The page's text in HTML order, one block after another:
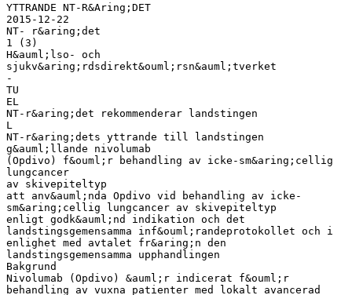
YTTRANDE NT-R&Aring;DET
2015-12-22
NT- r&aring;det
1 (3)
H&auml;lso- och
sjukv&aring;rdsdirekt&ouml;rsn&auml;tverket
-
TU
EL
NT-r&aring;det rekommenderar landstingen
L
NT-r&aring;dets yttrande till landstingen
g&auml;llande nivolumab
(Opdivo) f&ouml;r behandling av icke-sm&aring;cellig
lungcancer
av skivepiteltyp
att anv&auml;nda Opdivo vid behandling av icke-
sm&aring;cellig lungcancer av skivepiteltyp
enligt godk&auml;nd indikation och det
landstingsgemensamma inf&ouml;randeprotokollet och i
enlighet med avtalet fr&aring;n den
landstingsgemensamma upphandlingen
Bakgrund
Nivolumab (Opdivo) &auml;r indicerat f&ouml;r
behandling av vuxna patienter med lokalt avancerad